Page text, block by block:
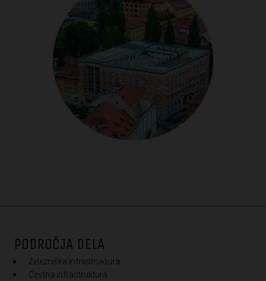
PODROČJA DELA
Železniška infrastruktura
Cestna infrastruktura